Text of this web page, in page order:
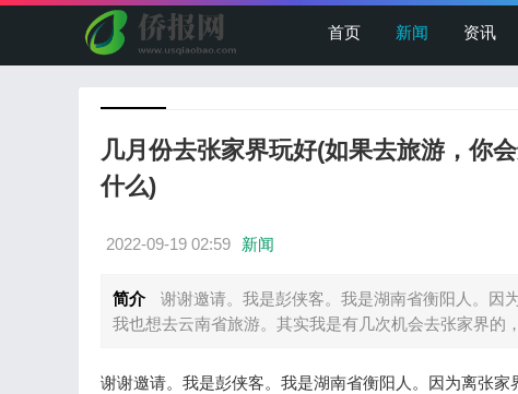
首页 新闻 资讯
几月份去张家界玩好(如果去旅游，你
什么)
2022-09-19 02:59 新闻
简介
谢谢邀请。我是彭侠客。我是湖南省衡阳人。因
我也想去云南省旅游。其实我是有几次机会去张家界的
谢谢邀请。我是彭侠客。我是湖南省衡阳人。因为离张